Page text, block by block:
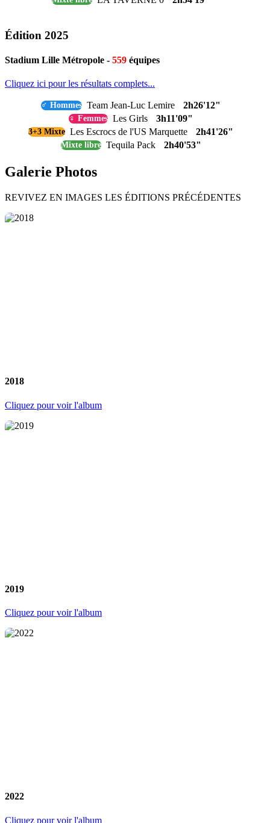
Édition 2025
Stadium Lille Métropole - 559 équipes
Cliquez ici pour les résultats complets...
♂ Hommes Team Jean-Luc Lemire 2h26'12"
♀ Femmes Les Girls 3h11'09"
3+3 Mixte Les Escrocs de l'US Marquette 2h41'26"
Mixte libre Tequila Pack 2h40'53"
Galerie Photos
REVIVEZ EN IMAGES LES ÉDITIONS PRÉCÉDENTES
2018
Cliquez pour voir l'album
2019
Cliquez pour voir l'album
2022
Cliquez pour voir l'album